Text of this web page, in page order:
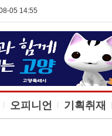
05 14:55
오피니언 기획취재
보기